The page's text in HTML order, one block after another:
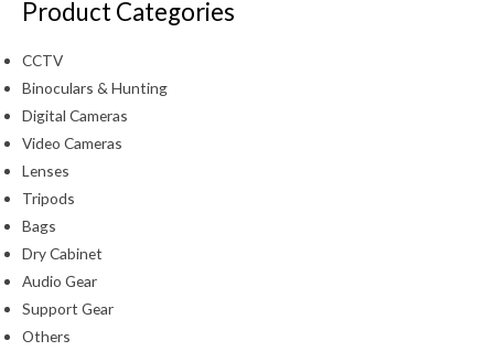
Product Categories
CCTV
Binoculars & Hunting
Digital Cameras
Video Cameras
Lenses
Tripods
Bags
Dry Cabinet
Audio Gear
Support Gear
Others